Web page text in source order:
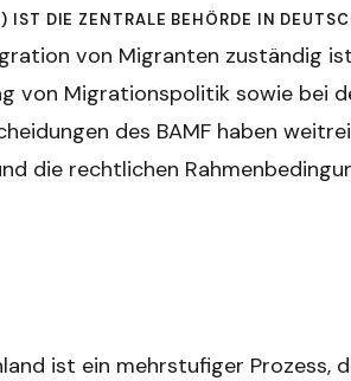
ist die zentrale Behörde in
von Migranten zuständig
von Migrationspolitik sowie bei
des BAMF haben
die rechtlichen
ist ein mehrstufiger Prozess,